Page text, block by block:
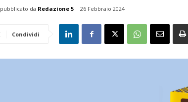
pubblicato da Redazione 5 26 Febbraio 2024
Condividi